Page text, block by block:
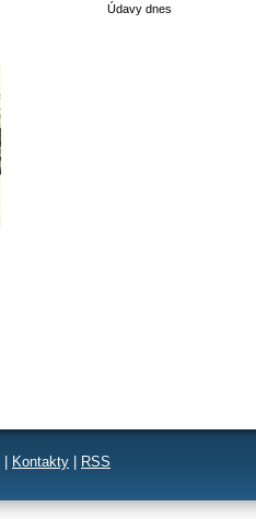
Údavy dnes
| Kontakty | RSS